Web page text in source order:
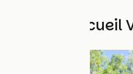
Andere